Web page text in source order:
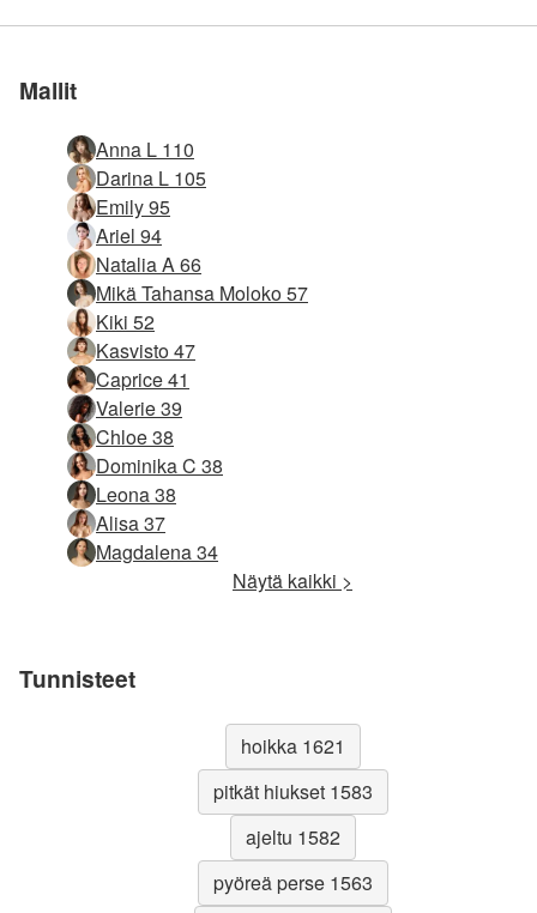
sivusto maailmassa
Liity meihin
sivusto maailmassa
Liity meihin
sivusto maailmassa
Liity meihin
sivusto maailmassa
Liity meihin
sivusto maailmassa
Liity meihin
Mallit
Anna L 110
Darina L 105
Emily 95
Ariel 94
Natalia A 66
Mikä Tahansa Moloko 57
Kiki 52
Kasvisto 47
Caprice 41
Valerie 39
Chloe 38
Dominika C 38
Leona 38
Alisa 37
Magdalena 34
Näytä kaikki >
Tunnisteet
hoikka 1621
pitkät hiukset 1583
ajeltu 1582
pyöreä perse 1563